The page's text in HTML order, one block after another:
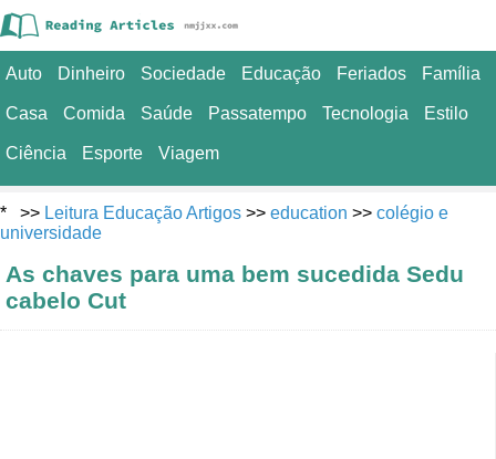
Auto Dinheiro Sociedade Educação Feriados Família
Casa Comida Saúde Passatempo Tecnologia Estilo
Ciência Esporte Viagem
* >> Leitura Educação Artigos >> education >> colégio e
universidade
As chaves para uma bem sucedida Sedu
cabelo Cut